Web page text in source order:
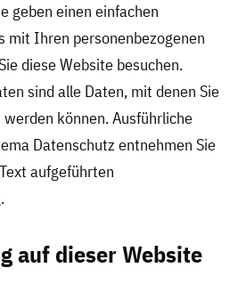
geben einen einfachen
mit Ihren personenbezogenen
diese Website besuchen.
sind alle Daten, mit denen Sie
können. Ausführliche
Datenschutz entnehmen Sie
aufgeführten
auf dieser Website